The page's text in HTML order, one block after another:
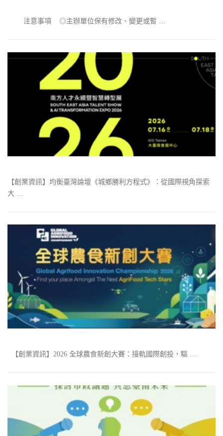
注意事項 ◎主辦單位保有修改、變更或暫 …
【創業資訊】均衡臺灣論壇《城鄉勝利方程式》：從國際視角探索
大 …
【創業資訊】2026 全球農食新創大賽：接軌國際創投，驅 …